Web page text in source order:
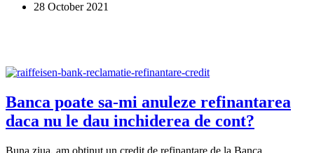
28 October 2021
Banca poate sa-mi anuleze refinantarea
daca nu le dau inchiderea de cont?
Buna ziua, am obținut un credit de refinanțare de la Banca